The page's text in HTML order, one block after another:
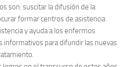
son: suscitar la difusión de la
formar centros de asistencia
y ayuda a los enfermos
informativos para difundir las nuevas